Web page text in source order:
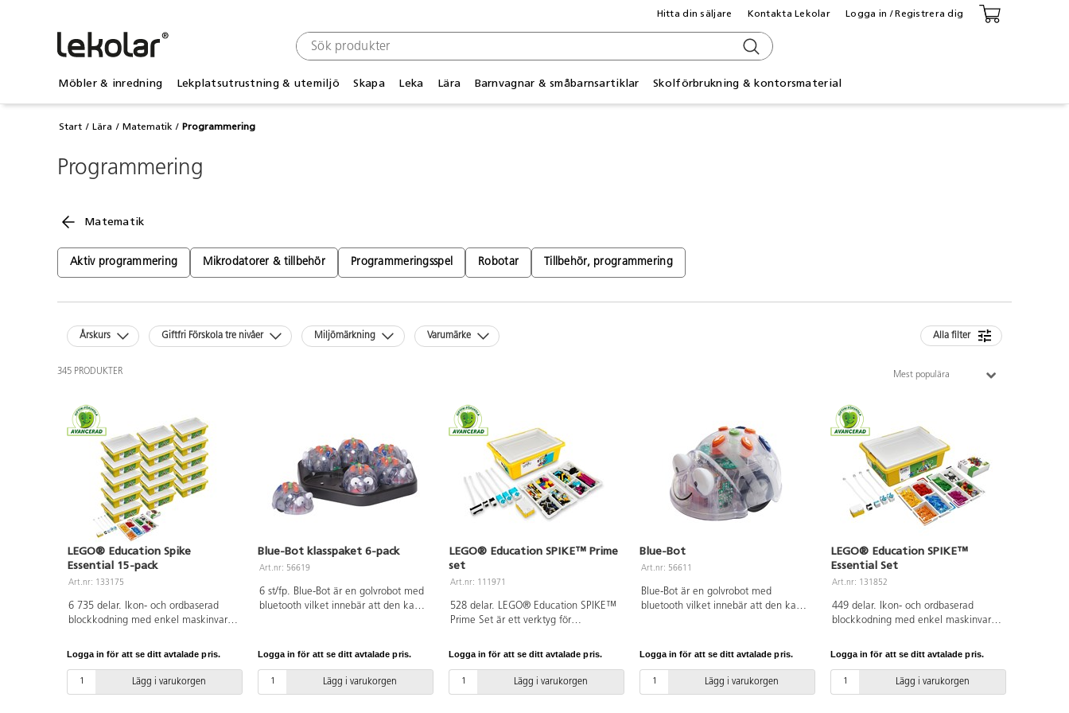
Möbler & inredning Lekplatsutrustning & utemiljö Skapa Leka Lära Barnvagnar & småbarnsartiklar Skolförbrukning & kontorsmaterial
Hitta din säljare Kontakta Lekolar Logga in / Registrera dig
Start Lära Matematik Programmering
Programmering
Matematik
Aktiv programmering Mikrodatorer & tillbehör Programmeringsspel Robotar Tillbehör, programmering
Årskurs Giftfri Förskola tre nivåer Miljömärkning Varumärke Alla filter
345 PRODUKTER Mest populära
LEGO® Education Spike
Essential 15-pack
Art.nr: 133175
6 735 delar. Ikon- och ordbaserad
blockkodning med enkel maskinvara
två portar, två små motorer, en
elevernas skapelser levande. Setet
innehåller även ett färgstarkt urval av
Logga in för att se ditt avtalade pris.
Lägg i varukorgen
Blue-Bot klasspaket 6-pack
Art.nr: 56619
6 st/fp. Blue-Bot är en golvrobot med
bluetooth vilket innebär att den kan
knapptryckningar på ryggen. Blue-Bot
och verkan samt ger övning i
uppföljning och kontroll. Denna
Logga in för att se ditt avtalade pris.
Lägg i varukorgen
LEGO® Education SPIKE™ Prime
set
Art.nr: 111971
528 delar. LEGO® Education SPIKE™
Prime Set är ett verktyg för
ingenjörsvetenskap, konst och
engelska) för elever i årskurs 4-8.
LEGO byggdelar kombineras med
Logga in för att se ditt avtalade pris.
Lägg i varukorgen
Blue-Bot
Art.nr: 56611
Blue-Bot är en golvrobot med
bluetooth vilket innebär att den kan
knapptryckningar på ryggen. Blue-Bot
och verkan samt ger övning i
uppföljning och kontroll. Denna
Logga in för att se ditt avtalade pris.
Lägg i varukorgen
LEGO® Education SPIKE™
Essential Set
Art.nr: 131852
449 delar. Ikon- och ordbaserad
blockkodning med enkel maskinvara
två portar, två små motorer, en
elevernas skapelser levande. Setet
innehåller även ett färgstarkt urval av
Logga in för att se ditt avtalade pris.
Lägg i varukorgen